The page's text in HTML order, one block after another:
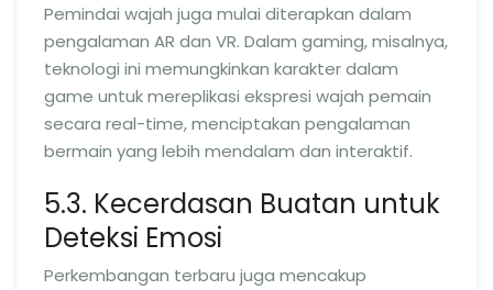
Pemindai wajah juga mulai diterapkan dalam
pengalaman AR dan VR. Dalam gaming, misalnya,
teknologi ini memungkinkan karakter dalam
game untuk mereplikasi ekspresi wajah pemain
secara real-time, menciptakan pengalaman
bermain yang lebih mendalam dan interaktif.
5.3. Kecerdasan Buatan untuk
Deteksi Emosi
Perkembangan terbaru juga mencakup